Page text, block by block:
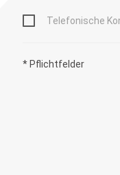
Telefonische
* Pflichtfelder